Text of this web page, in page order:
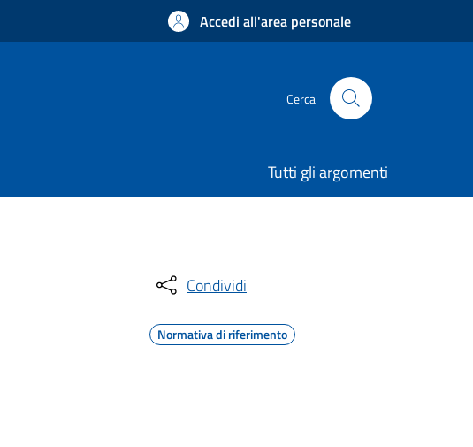
Accedi all'area personale
Cerca
Tutti gli argomenti
Condividi
Normativa di riferimento